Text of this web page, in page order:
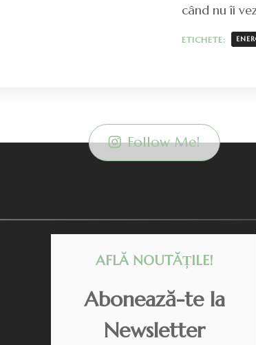
când nu îi
ETICHETE:
Follow Me!
AFLĂ NOUTĂȚILE!
Abonează-te la
Newsletter